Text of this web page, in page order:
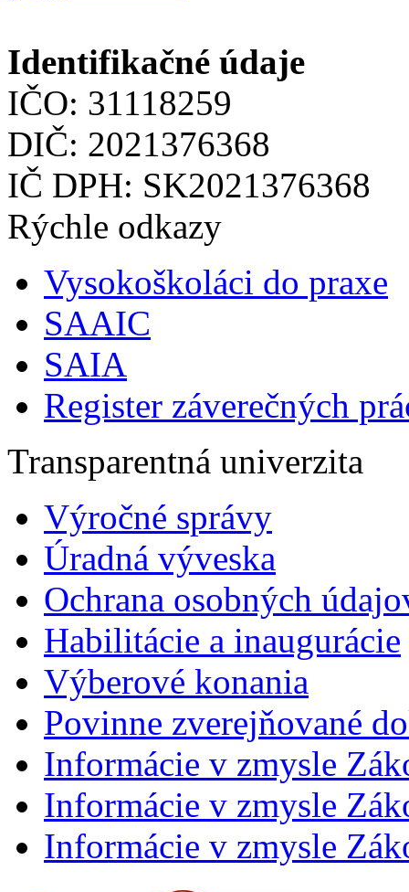
Identifikačné údaje
IČO: 31118259
DIČ: 2021376368
IČ DPH: SK2021376368
Rýchle odkazy
Vysokoškoláci do praxe
SAAIC
SAIA
Register záverečných
Transparentná univerzita
Výročné správy
Úradná výveska
Ochrana osobných
Habilitácie a inaugurácie
Výberové konania
Povinne zverejňované
Informácie v zmysle
Informácie v zmysle
Informácie v zmysle